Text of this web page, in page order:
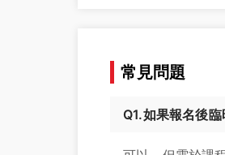
常見問題
Q1.如果報名後